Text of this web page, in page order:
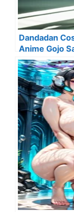
Dandadan
Anime Gojo